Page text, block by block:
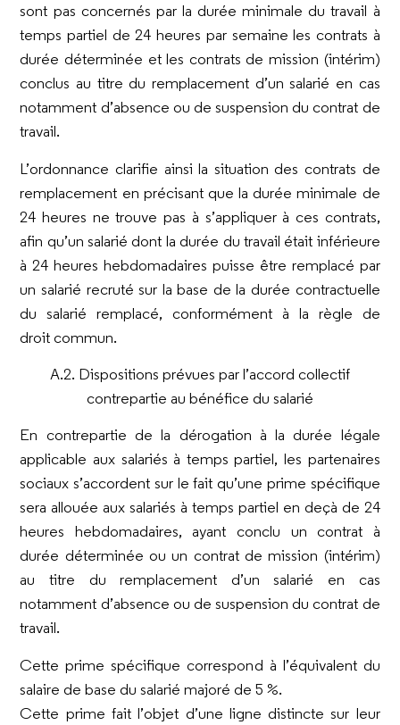
sont pas concernés par la durée minimale du travail à
temps partiel de 24 heures par semaine les contrats à
durée déterminée et les contrats de mission (intérim)
conclus au titre du remplacement d’un salarié en cas
notamment d’absence ou de suspension du contrat de
travail.
L’ordonnance clarifie ainsi la situation des contrats de
remplacement en précisant que la durée minimale de
24 heures ne trouve pas à s’appliquer à ces contrats,
afin qu’un salarié dont la durée du travail était inférieure
à 24 heures hebdomadaires puisse être remplacé par
un salarié recruté sur la base de la durée contractuelle
du salarié remplacé, conformément à la règle de
droit commun.
A.2. Dispositions prévues par l’accord collectif
contrepartie au bénéfice du salarié
En contrepartie de la dérogation à la durée légale
applicable aux salariés à temps partiel, les partenaires
sociaux s’accordent sur le fait qu’une prime spécifique
sera allouée aux salariés à temps partiel en deçà de 24
heures hebdomadaires, ayant conclu un contrat à
durée déterminée ou un contrat de mission (intérim)
au titre du remplacement d’un salarié en cas
notamment d’absence ou de suspension du contrat de
travail.
Cette prime spécifique correspond à l’équivalent du
salaire de base du salarié majoré de 5 %.
Cette prime fait l’objet d’une ligne distincte sur leur